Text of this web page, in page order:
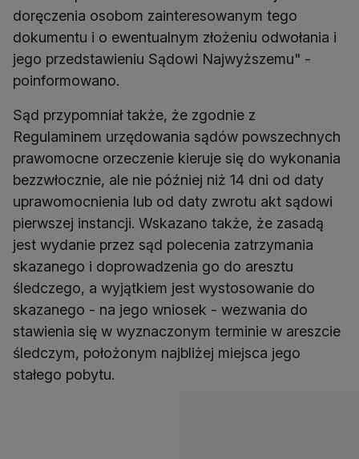
doręczenia osobom zainteresowanym tego
dokumentu i o ewentualnym złożeniu odwołania i
jego przedstawieniu Sądowi Najwyższemu" -
poinformowano.
Sąd przypomniał także, że zgodnie z
Regulaminem urzędowania sądów powszechnych
prawomocne orzeczenie kieruje się do wykonania
bezzwłocznie, ale nie później niż 14 dni od daty
uprawomocnienia lub od daty zwrotu akt sądowi
pierwszej instancji. Wskazano także, że zasadą
jest wydanie przez sąd polecenia zatrzymania
skazanego i doprowadzenia go do aresztu
śledczego, a wyjątkiem jest wystosowanie do
skazanego - na jego wniosek - wezwania do
stawienia się w wyznaczonym terminie w areszcie
śledczym, położonym najbliżej miejsca jego
stałego pobytu.